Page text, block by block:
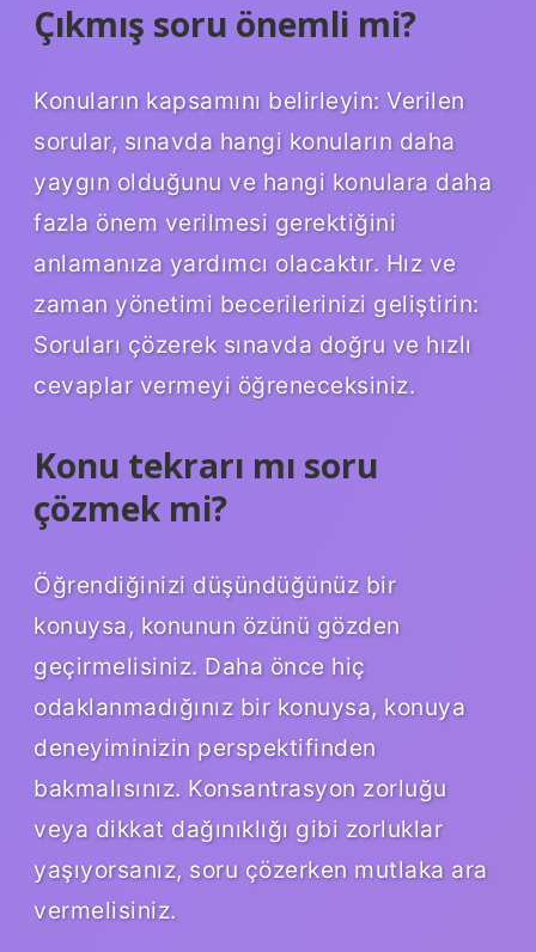
Çıkmış soru önemli mi?
Konuların kapsamını belirleyin: Verilen
sorular, sınavda hangi konuların daha
yaygın olduğunu ve hangi konulara daha
fazla önem verilmesi gerektiğini
anlamanıza yardımcı olacaktır. Hız ve
zaman yönetimi becerilerinizi geliştirin:
Soruları çözerek sınavda doğru ve hızlı
cevaplar vermeyi öğreneceksiniz.
Konu tekrarı mı soru
çözmek mi?
Öğrendiğinizi düşündüğünüz bir
konuysa, konunun özünü gözden
geçirmelisiniz. Daha önce hiç
odaklanmadığınız bir konuysa, konuya
deneyiminizin perspektifinden
bakmalısınız. Konsantrasyon zorluğu
veya dikkat dağınıklığı gibi zorluklar
yaşıyorsanız, soru çözerken mutlaka ara
vermelisiniz.